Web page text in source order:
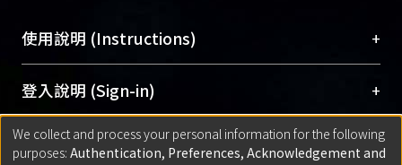
用逐年攀升。同時可加速研究發展、提升研究影響
Archive）平台。 （點選深入了解OA）
含部分內容的版權非匯入者所有，或由第三方贊
助與合作完成，請確認該版權所有者及第三方同
意提供此授權。
Please represent that the submission is your
original work, and that you have the right to
grant the rights to upload.
使用說明 (Instructions) +
網站簡介(Quickstart Guide)
使用手冊(Instruction Manual)
線上預約服務(Booking Service)
登入說明 (Sign-in) +
方案一：臺灣大學計算機中心帳號登入
匯入著作 (Submission) +
We collect and process your personal information for the following
purposes: Authentication, Preferences, Acknowledgement and